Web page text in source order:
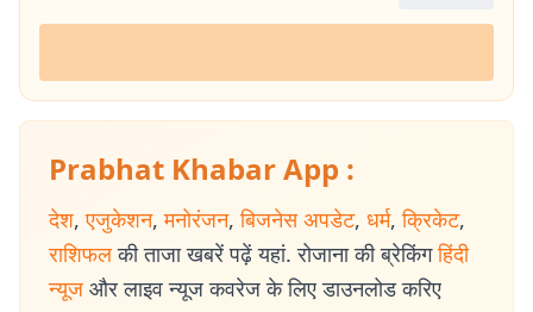
Prabhat Khabar App :
देश, एजुकेशन, मनोरंजन, बिजनेस अपडेट, धर्म, क्रिकेट,
राशिफल की ताजा खबरें पढ़ें यहां. रोजाना की ब्रेकिंग हिंदी
न्यूज और लाइव न्यूज कवरेज के लिए डाउनलोड करिए